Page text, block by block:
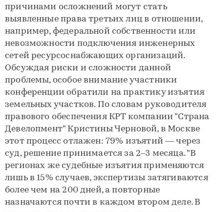
причинами осложнений могут стать
выявленные права третьих лиц в отношении,
например, федеральной собственности или
невозможности подключения инженерных
сетей ресурсоснабжающих организаций.
Обсуждая риски и сложности данной
проблемы, особое внимание участники
конференции обратили на практику изъятия
земельных участков. По словам руководителя
правового обеспечения КРТ компании "Страна
Девелопмент" Кристины Черновой, в Москве
этот процесс отлажен: 79% изъятий — через
суд, решение принимается за 2–3 месяца. "В
регионах же судебные изъятия применяются
лишь в 15% случаев, экспертизы затягиваются
более чем на 200 дней, а повторные
назначаются почти в каждом втором деле. В